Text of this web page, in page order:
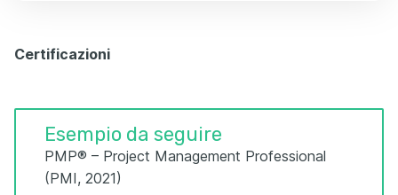
Certificazioni
Esempio da seguire
PMP® – Project Management Professional
(PMI, 2021)